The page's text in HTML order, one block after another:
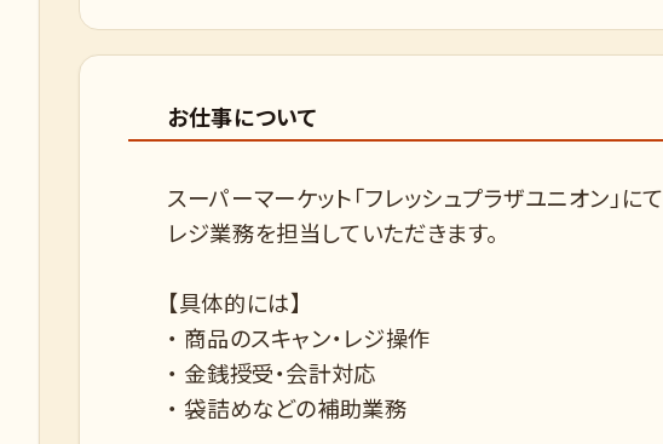
お仕事について
スーパーマーケット「フレッシュプラザユニオン」にて
レジ業務を担当していただきます。
【具体的には】
・ 商品のスキャン・レジ操作
・ 金銭授受・会計対応
・ 袋詰めなどの補助業務